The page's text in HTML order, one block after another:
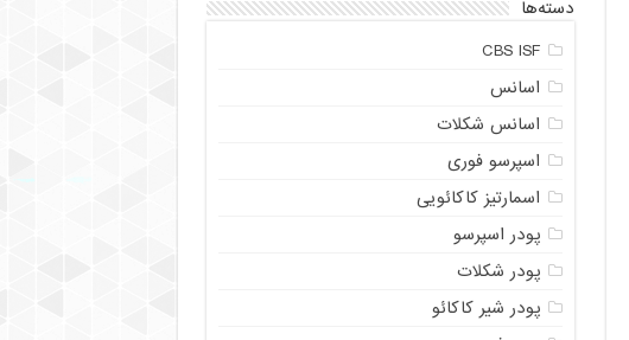
دسته‌ها
CBS ISF
اسانس
اسانس شکلات
اسپرسو فوری
اسمارتیز کاکائویی
پودر اسپرسو
پودر شکلات
پودر شیر کاکائو